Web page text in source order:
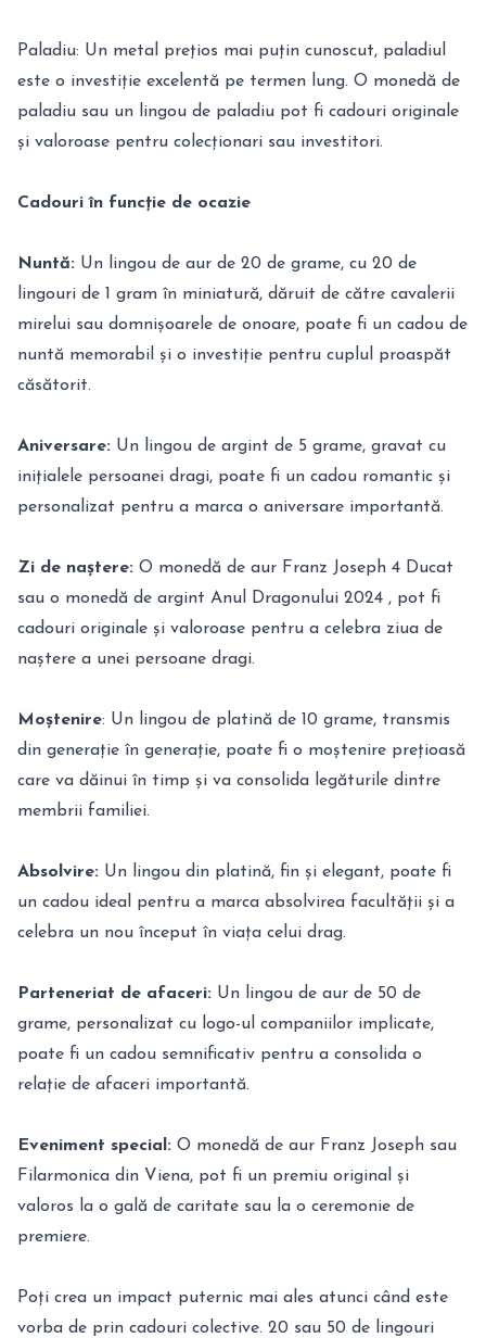
Paladiu: Un metal prețios mai puțin cunoscut, paladiul
este o investiție excelentă pe termen lung. O monedă de
paladiu sau un lingou de paladiu pot fi cadouri originale
și valoroase pentru colecționari sau investitori.
Cadouri în funcție de ocazie
Nuntă: Un lingou de aur de 20 de grame, cu 20 de
lingouri de 1 gram în miniatură, dăruit de către cavalerii
mirelui sau domnișoarele de onoare, poate fi un cadou de
nuntă memorabil și o investiție pentru cuplul proaspăt
căsătorit.
Aniversare: Un lingou de argint de 5 grame, gravat cu
inițialele persoanei dragi, poate fi un cadou romantic și
personalizat pentru a marca o aniversare importantă.
Zi de naștere: O monedă de aur Franz Joseph 4 Ducat
sau o monedă de argint Anul Dragonului 2024 , pot fi
cadouri originale și valoroase pentru a celebra ziua de
naștere a unei persoane dragi.
Moștenire: Un lingou de platină de 10 grame, transmis
din generație în generație, poate fi o moștenire prețioasă
care va dăinui în timp și va consolida legăturile dintre
membrii familiei.
Absolvire: Un lingou din platină, fin și elegant, poate fi
un cadou ideal pentru a marca absolvirea facultății și a
celebra un nou început în viața celui drag.
Parteneriat de afaceri: Un lingou de aur de 50 de
grame, personalizat cu logo-ul companiilor implicate,
poate fi un cadou semnificativ pentru a consolida o
relație de afaceri importantă.
Eveniment special: O monedă de aur Franz Joseph sau
Filarmonica din Viena, pot fi un premiu original și
valoros la o gală de caritate sau la o ceremonie de
premiere.
Poți crea un impact puternic mai ales atunci când este
vorba de prin cadouri colective. 20 sau 50 de lingouri